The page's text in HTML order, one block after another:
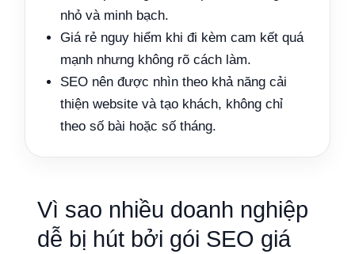
nhỏ và minh bạch.
Giá rẻ nguy hiểm khi đi kèm cam kết quá
mạnh nhưng không rõ cách làm.
SEO nên được nhìn theo khả năng cải
thiện website và tạo khách, không chỉ
theo số bài hoặc số tháng.
Vì sao nhiều doanh nghiệp
dễ bị hút bởi gói SEO giá